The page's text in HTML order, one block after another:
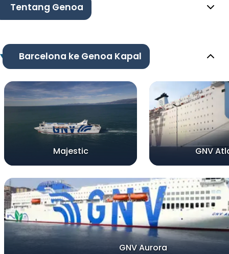
Tentang Genoa
Barcelona ke Genoa Kapal
Majestic GNV
GNV Aurora